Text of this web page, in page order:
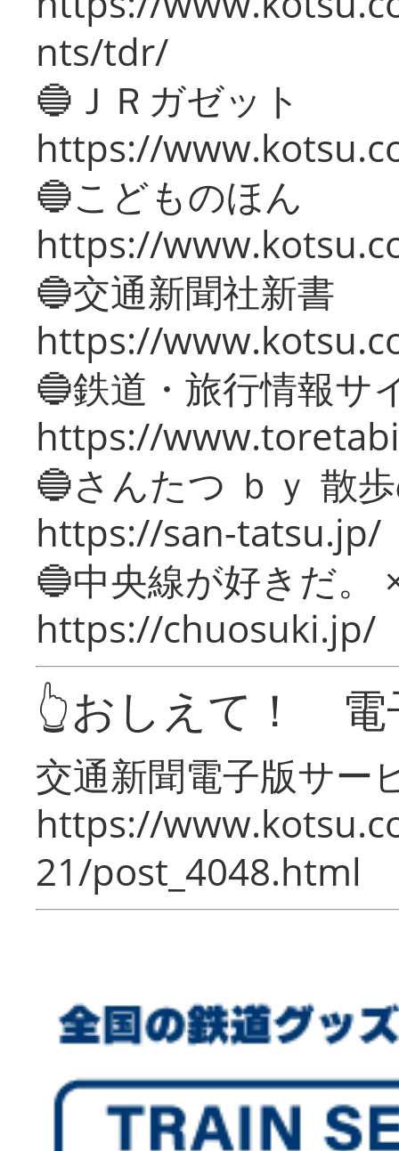
nts/tdr/
🔵ＪＲガゼット
https://
🔵こどものほん
https://
🔵交通新聞社新書
https://
🔵鉄道・旅行情報サ
https://
🔵さんたつ ｂｙ 散
https://san-tatsu.jp/
🔵中央線が好きだ。
https://chuosuki.jp/
👆おしえて！ 電
交通新聞電子版サー
https://
21/post_4048.html